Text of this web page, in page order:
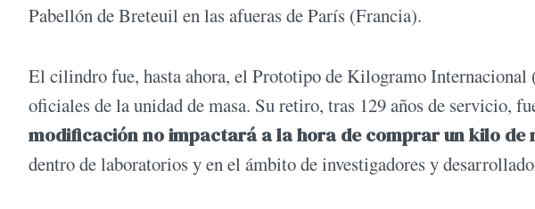
Pabellón de Breteuil en las afueras de París (Francia).
El cilindro fue, hasta ahora, el Prototipo de Kilogramo
oficiales de la unidad de masa. Su retiro, tras 129 años de servicio,
modificación no impactará a la hora de comprar un kilo de
dentro de laboratorios y en el ámbito de investigadores y